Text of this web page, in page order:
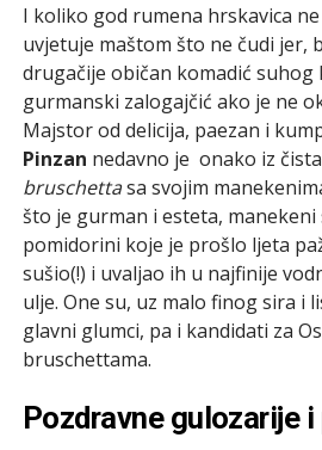
I koliko god rumena hrskavica
uvjetuje maštom što ne čudi jer,
drugačije običan komadić
gurmanski zalogajčić ako je ne
Majstor od delicija, paezan i
Pinzan nedavno je ­ onako iz
bruschettasa svojim
što je gurman i esteta, manekeni
pomidorini koje je prošlo ljeta
sušio(!) i uvaljao ih u najfinije
ulje. One su, uz malo finog sira i
glavni glumci, pa i kandidati za
bruschettama.
Pozdravne gulozarije